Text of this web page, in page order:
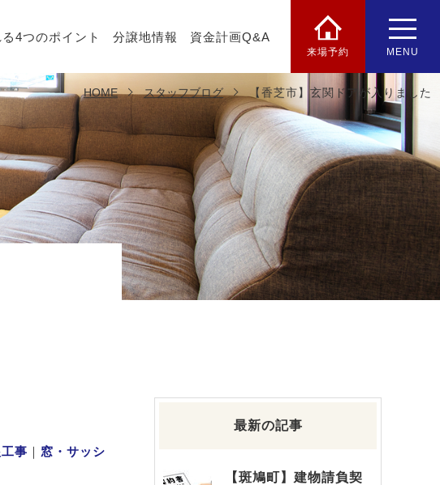
4つのポイント 分譲地情報 資金計画Q&A
来場予約 MENU
HOME スタッフブログ 【香芝市】玄関ドアが入りました
事 ｜ 窓・サッシ
最新の記事
【斑鳩町】建物請負契